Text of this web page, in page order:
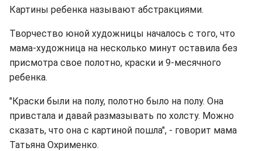
Картины ребенка называют абстракциями.
Творчество юной художницы началось с того, что
мама-художница на несколько минут оставила без
присмотра свое полотно, краски и 9-месячного
ребенка.
"Краски были на полу, полотно было на полу. Она
привстала и давай размазывать по холсту. Можно
сказать, что она с картиной пошла", - говорит мама
Татьяна Охрименко.